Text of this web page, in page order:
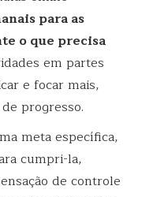
para as
o que precisa
em partes
e focar mais,
progresso.
meta específica,
cumpri-la,
de controle